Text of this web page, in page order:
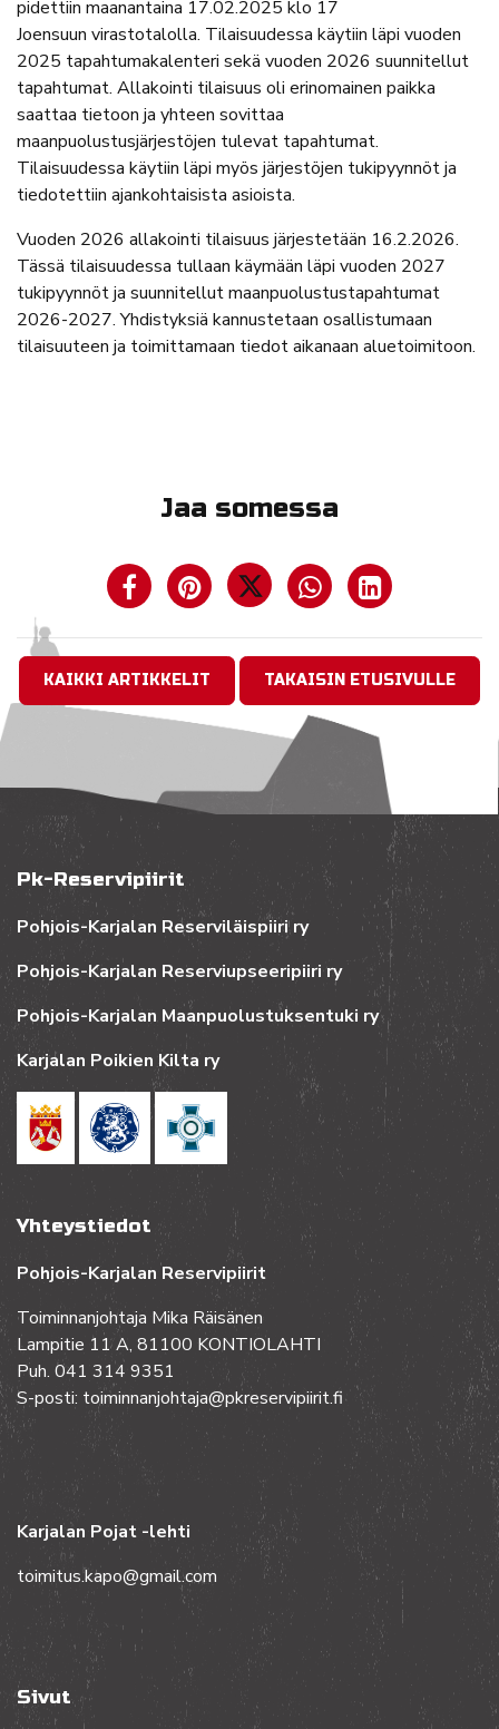
pidettiin maanantaina 17.02.2025 klo 17
Joensuun virastotalolla. Tilaisuudessa käytiin läpi vuoden
2025 tapahtumakalenteri sekä vuoden 2026 suunnitellut
tapahtumat. Allakointi tilaisuus oli erinomainen paikka
saattaa tietoon ja yhteen sovittaa
maanpuolustusjärjestöjen tulevat tapahtumat.
Tilaisuudessa käytiin läpi myös järjestöjen tukipyynnöt ja
tiedotettiin ajankohtaisista asioista.
Vuoden 2026 allakointi tilaisuus järjestetään 16.2.2026.
Tässä tilaisuudessa tullaan käymään läpi vuoden 2027
tukipyynnöt ja suunnitellut maanpuolustustapahtumat
2026-2027. Yhdistyksiä kannustetaan osallistumaan
tilaisuuteen ja toimittamaan tiedot aikanaan aluetoimitoon.
Jaa somessa
KAIKKI ARTIKKELIT TAKAISIN ETUSIVULLE
Pk-Reservipiirit
Pohjois-Karjalan Reserviläispiiri ry
Pohjois-Karjalan Reserviupseeripiiri ry
Pohjois-Karjalan Maanpuolustuksentuki ry
Karjalan Poikien Kilta ry
Yhteystiedot
Pohjois-Karjalan Reservipiirit
Toiminnanjohtaja Mika Räisänen
Lampitie 11 A, 81100 KONTIOLAHTI
Puh. 041 314 9351
S-posti: toiminnanjohtaja@pkreservipiirit.fi
Karjalan Pojat -lehti
toimitus.kapo@gmail.com
Sivut